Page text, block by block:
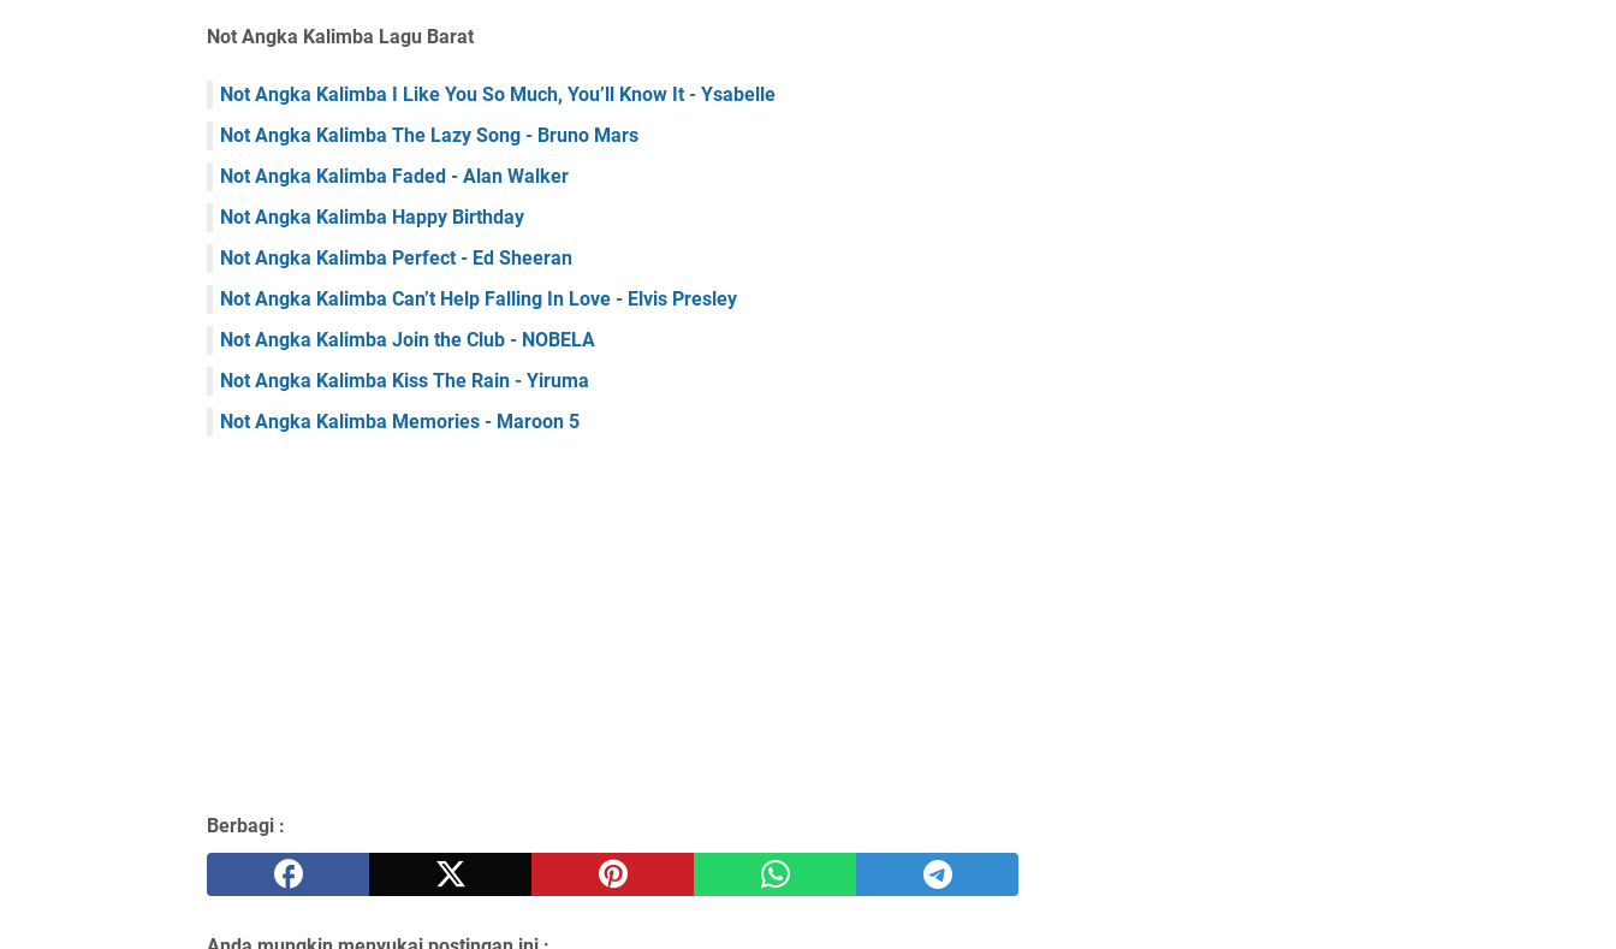
Not Angka Kalimba Lagu Barat
Not Angka Kalimba I Like You So Much, You’ll Know It - Ysabelle
Not Angka Kalimba The Lazy Song - Bruno Mars
Not Angka Kalimba Faded - Alan Walker
Not Angka Kalimba Happy Birthday
Not Angka Kalimba Perfect - Ed Sheeran
Not Angka Kalimba Can’t Help Falling In Love - Elvis Presley
Not Angka Kalimba Join the Club - NOBELA
Not Angka Kalimba Kiss The Rain - Yiruma
Not Angka Kalimba Memories - Maroon 5
Berbagi :